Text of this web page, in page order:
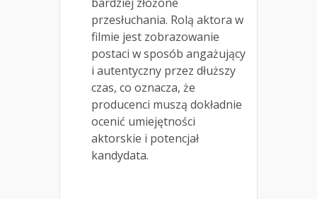
przesłuchania. Rolą aktora w
filmie jest zobrazowanie
postaci w sposób angażujący
i autentyczny przez dłuższy
czas, co oznacza, że
producenci muszą dokładnie
ocenić umiejętności
aktorskie i potencjał
kandydata.